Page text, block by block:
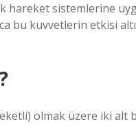
hareket sistemlerine
kuvvetlerin etkisi
olmak üzere iki alt